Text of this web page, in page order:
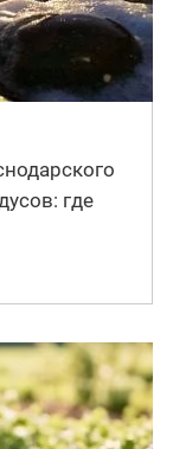
где